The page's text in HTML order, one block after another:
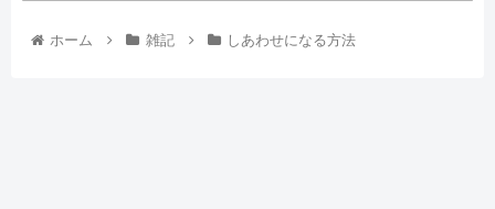
ホーム 雑記 しあわせになる方法